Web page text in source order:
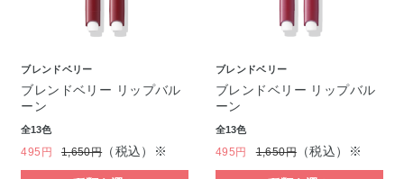
ブレンドベリー
ブレンドベリー リップバル
ーン
全13色
495円 1,650円（税込）※
ブレンドベリー
ブレンドベリー リップバル
ーン
全13色
495円 1,650円（税込）※